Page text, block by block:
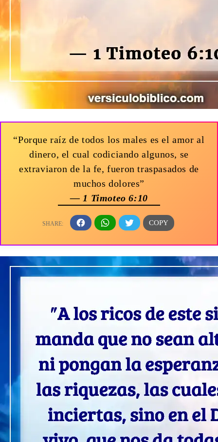
“Porque raíz de todos los males es el amor al
dinero, el cual codiciando algunos, se
extraviaron de la fe, fueron traspasados de
muchos dolores”
— 1 Timoteo 6:10